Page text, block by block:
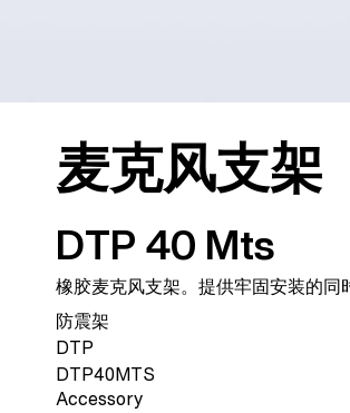
麦克风支架
DTP 40 Mts
橡胶麦克风支架。提供牢固安装的同
防震架
DTP
DTP40MTS
Accessory